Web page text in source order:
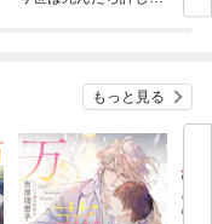
もっと見る